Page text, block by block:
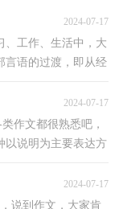
2024-07-17
、工作、生活中，大
言语的过渡，即从经
2024-07-17
作文都很熟悉吧，
以说明为主要表达方
2024-07-17
说到作文，大家肯